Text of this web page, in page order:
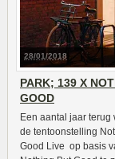
28/01/2018
PARK; 139 X
GOOD
Een aantal jaar terug
de tentoonstelling
Good Live op basis